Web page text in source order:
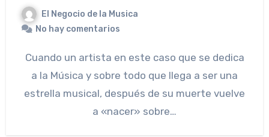
El Negocio de la Musica
No hay comentarios
Cuando un artista en este caso que se dedica
a la Música y sobre todo que llega a ser una
estrella musical, después de su muerte vuelve
a «nacer» sobre…